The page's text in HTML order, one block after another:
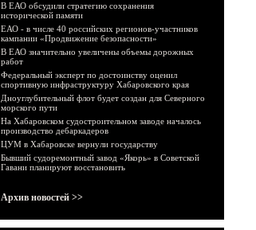
В ЕАО обсудили стратегию сохранения
исторической памяти
ЕАО - в числе 40 российских регионов-участников
кампании «Продвижение безопасности»
В ЕАО значительно увеличены объемы дорожных
работ
Федеральный эксперт по достоинству оценил
спортивную инфраструктуру Хабаровского края
Дноуглубительный флот будет создан для Северного
морского пути
На Хабаровском судостроительном заводе началось
производство дебаркадеров
ЦУМ в Хабаровске вернули государству
Бывший судоремонтный завод «Якорь» в Советской
Гавани планируют восстановить
Архив новостей >>